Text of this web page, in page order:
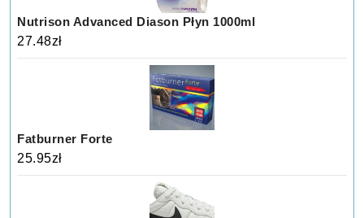
Nutrison Advanced Diason Płyn 1000ml
27.48zł
Fatburner Forte
25.95zł